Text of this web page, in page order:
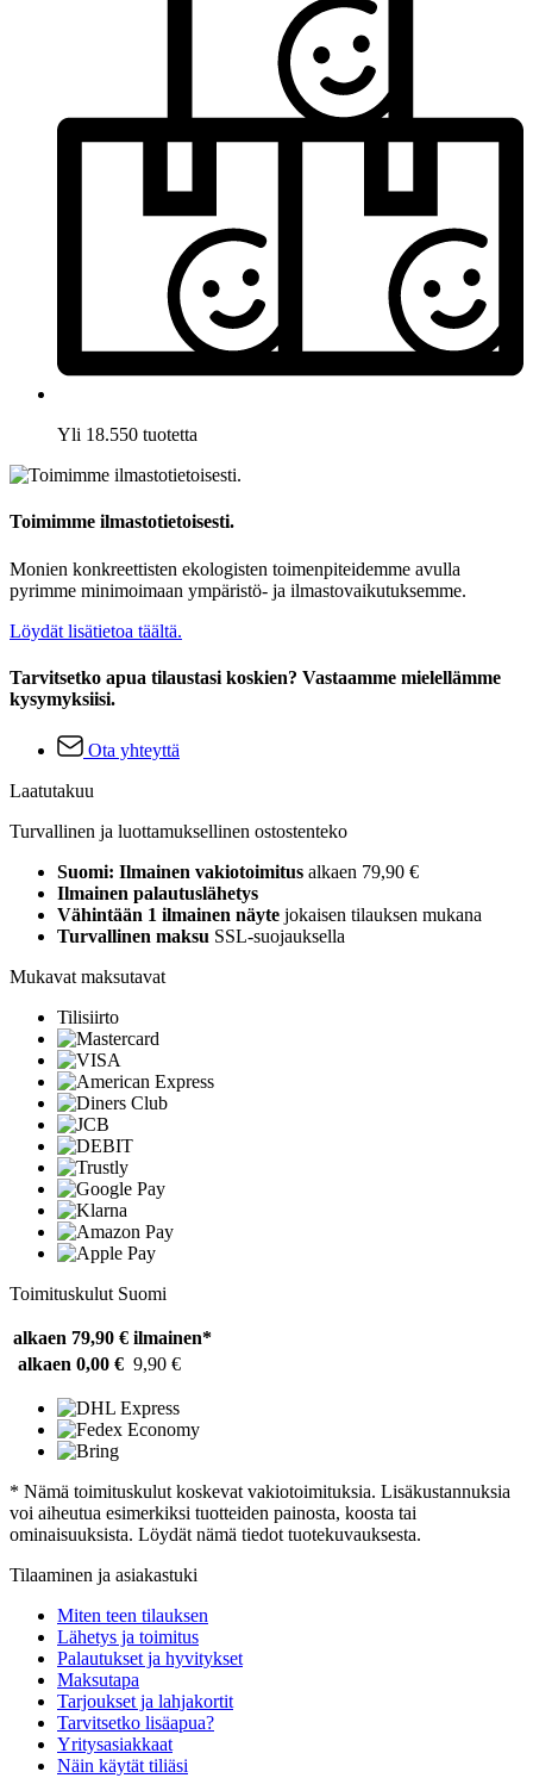
Yli 18.550 tuotetta
Toimimme ilmastotietoisesti.
Monien konkreettisten ekologisten toimenpiteidemme avulla
pyrimme minimoimaan ympäristö- ja ilmastovaikutuksemme.
Löydät lisätietoa täältä.
Tarvitsetko apua tilaustasi koskien? Vastaamme mielellämme
kysymyksiisi.
Ota yhteyttä
Laatutakuu
Turvallinen ja luottamuksellinen ostostenteko
Suomi: Ilmainen vakiotoimitus alkaen 79,90 €
Ilmainen palautuslähetys
Vähintään 1 ilmainen näyte jokaisen tilauksen mukana
Turvallinen maksu SSL-suojauksella
Mukavat maksutavat
Tilisiirto
Toimituskulut Suomi
alkaen 79,90 € ilmainen*
alkaen 0,00 € 9,90 €
* Nämä toimituskulut koskevat vakiotoimituksia. Lisäkustannuksia
voi aiheutua esimerkiksi tuotteiden painosta, koosta tai
ominaisuuksista. Löydät nämä tiedot tuotekuvauksesta.
Tilaaminen ja asiakastuki
Miten teen tilauksen
Lähetys ja toimitus
Palautukset ja hyvitykset
Maksutapa
Tarjoukset ja lahjakortit
Tarvitsetko lisäapua?
Yritysasiakkaat
Näin käytät tiliäsi